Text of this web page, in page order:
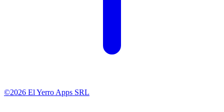
©2026 El Yerro Apps SRL